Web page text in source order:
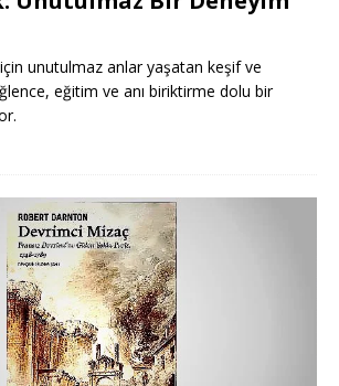
unutulmaz anlar yaşatan keşif ve
eğitim ve anı biriktirme dolu bir